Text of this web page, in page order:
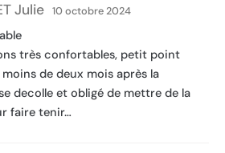
Julie 10 octobre 2024
très confortables, petit point
de deux mois après la
decolle et obligé de mettre de la
faire tenir…